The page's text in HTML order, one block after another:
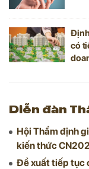
có
Diễn đàn
Hội Thẩm định
kiến thức
Đề xuất tiếp tục